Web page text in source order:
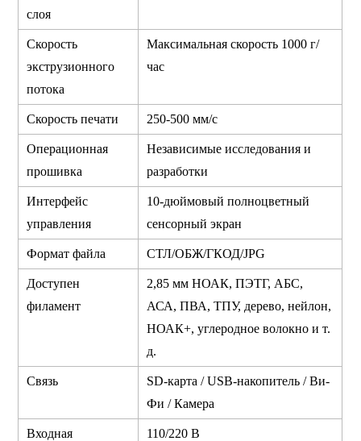
слоя
Скорость
экструзионного
потока
Максимальная скорость 1000 г/
час
Скорость печати 250-500 мм/с
Операционная
прошивка
Независимые исследования и
разработки
Интерфейс
управления
10-дюймовый полноцветный
сенсорный экран
Формат файла СТЛ/ОБЖ/ГКОД/JPG
Доступен
филамент
2,85 мм НОАК, ПЭТГ, АБС,
АСА, ПВА, ТПУ, дерево, нейлон,
НОАК+, углеродное волокно и т.
д.
Связь
SD-карта / USB-накопитель / Ви-
Фи / Камера
Входная
110/220 В